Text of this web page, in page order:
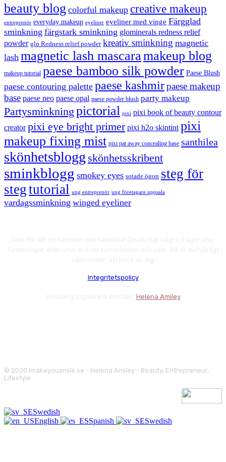
beauty blog colorful makeup creative makeup
entreprenör everyday makeup eyeliner eyeliner med vinge Färgglad
sminkning färgstark sminkning glominerals redness relief
powder glo Redness relief powder kreativ sminkning magnetic
lash magnetic lash mascara makeup blog
makeup tutorial paese bamboo silk powder Paese Blush
paese contouring palette paese kashmirpaese makeup
base paese neo paese opal paese powder blush party makeup
Partysminkning pictorial pixi pixi book of beauty contour
creator pixi eye bright primer pixi h2o skintint pixi
makeup fixing mist pixi pat away concealing base santhilea
skönhetsblogg skönhetsskribent
sminkblogg smokey eyes sotade ögon steg för
stegtutorial ung entreprenör ung företagare uppsala
vardagssminkning winged eyeliner
Integritetspolicy
Helena Amiley
© 2020 Imakeyousmile.se - Helena Amiley - Beauty, Entrepreneur,
Lifestyle
Swedish
English
Spanish Swedish